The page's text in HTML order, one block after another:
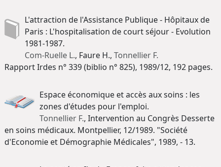
L'attraction de l'Assistance Publique - Hôpitaux de
Paris : L'hospitalisation de court séjour - Evolution
1981-1987.
Com-Ruelle L., Faure H., Tonnellier F.
Rapport Irdes n° 339 (biblio n° 825), 1989/12, 192 pages.
Espace économique et accès aux soins : les
zones d'études pour l'emploi.
Tonnellier F., Intervention au Congrès Desserte
en soins médicaux. Montpellier, 12/1989. "Société
d'Economie et Démographie Médicales", 1989, - 13.